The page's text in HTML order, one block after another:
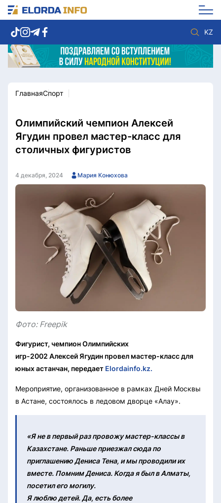
KZ
Новости столицы
Спорт
Культура
Разное
Видео
Мир
Послание
Служба Комплаенс
ГлавнаяСпорт
Олимпийский чемпион Алексей
Ягудин провел мастер-класс для
столичных фигуристов
4 декабря, 2024 Мария Конюхова
Фото: Freepik
Фигурист, чемпион Олимпийских
игр-2002 Алексей Ягудин провел мастер-класс для
юных астанчан, передает Elordainfo.kz.
Мероприятие, организованное в рамках Дней Москвы
в Астане, состоялось в ледовом дворце «Алау».
«Я не в первый раз провожу мастер-классы в
Казахстане. Раньше приезжал сюда по
приглашению Дениса Тена, и мы проводили их
вместе. Помним Дениса. Когда я был в Алматы,
посетил его могилу.
Я люблю детей. Да, есть более